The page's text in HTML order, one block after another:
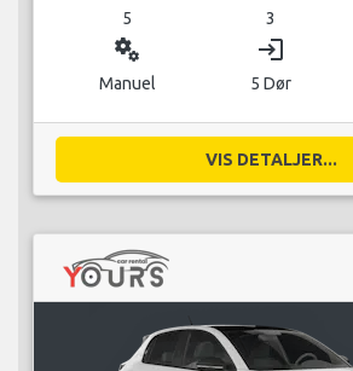
5 3
miscellaneous_services
Manuel
login
5 Dør
VIS DETALJER...